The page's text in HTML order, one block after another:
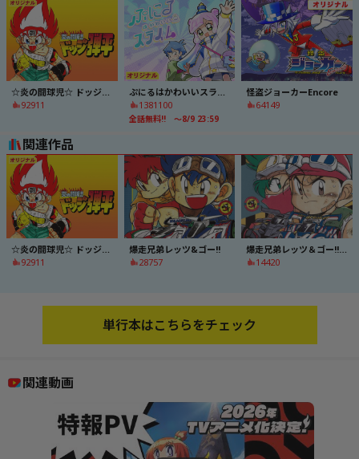
92911
1381100
全話無料!! ～8/9 23:59
怪盗ジョーカーEncore
64149
関連作品
92911
爆走兄弟レッツ&ゴー!!
28757
14420
単行本はこちらをチェック
関連動画